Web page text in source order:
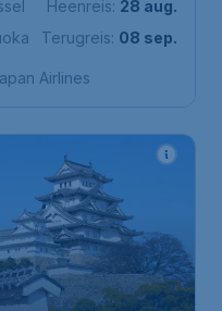
Heenreis: 28 aug.
Terugreis: 08 sep.
Airlines